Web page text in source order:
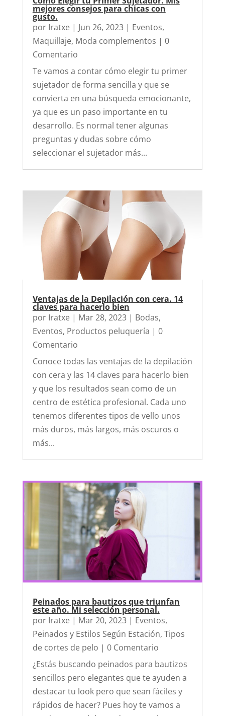
mejores consejos para chicas con
gusto.
por Iratxe| Jun 26, 2023| Eventos,
Maquillaje, Moda complementos | 0
Comentario
Te vamos a contar cómo elegir tu primer
sujetador de forma sencilla y que se
convierta en una búsqueda emocionante,
ya que es un paso importante en tu
desarrollo. Es normal tener algunas
preguntas y dudas sobre cómo
seleccionar el sujetador más...
Ventajas de la Depilación con cera. 14
claves para hacerlo bien
por Iratxe| Mar 28, 2023| Bodas,
Eventos, Productos peluquería | 0
Comentario
Conoce todas las ventajas de la depilación
con cera y las 14 claves para hacerlo bien
y que los resultados sean como de un
centro de estética profesional. Cada uno
tenemos diferentes tipos de vello unos
más duros, más largos, más oscuros o
más...
Peinados para bautizos que triunfan
este año. Mi selección personal.
por Iratxe| Mar 20, 2023| Eventos,
Peinados y Estilos Según Estación, Tipos
de cortes de pelo | 0 Comentario
¿Estás buscando peinados para bautizos
sencillos pero elegantes que te ayuden a
destacar tu look pero que sean fáciles y
rápidos de hacer? Pues hoy te vamos a